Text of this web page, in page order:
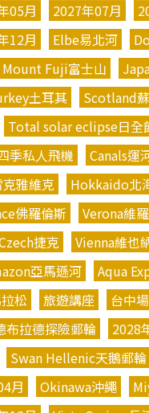
05月 2027年07月
12月 Elbe易北河
Mount Fuji富士山
土耳其 Scotland
Total solar eclipse日全
季私人飛機 Canals運
雅維克 Hokkaido北
佛羅倫斯 Verona維
捷克 Vienna維也
亞馬遜河 Aqua
松 旅遊講座 台中
拉德探險郵輪
2028
Swan Hellenic天鵝郵輪
月 Okinawa沖繩